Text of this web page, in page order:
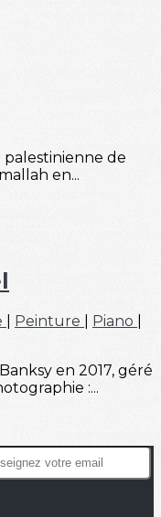
palestinienne de
en...
Peinture Piano
en 2017, géré
:...